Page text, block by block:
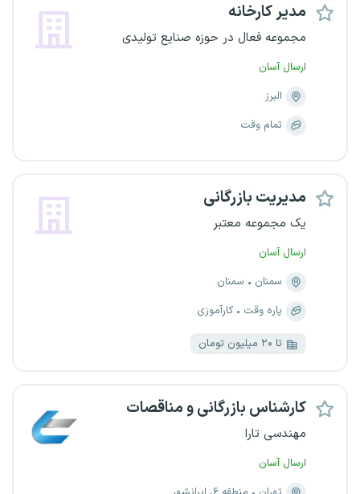
مدیر کارخانه
مجموعه فعال در حوزه صنایع تولیدی
ارسال آسان
البرز
تمام وقت
مدیریت بازرگانی
یک مجموعه معتبر
ارسال آسان
سمنان
سمنان
پاره وقت
کارآموزی
تا ۲۰ میلیون تومان
کارشناس بازرگانی و مناقصات
مهندسی تارا
ارسال آسان